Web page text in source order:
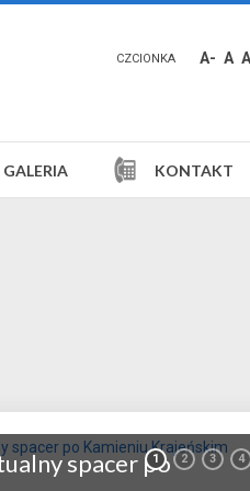
CZCIONKA A- A
GALERIA KONTAKT
spacer po
1 2 3 4